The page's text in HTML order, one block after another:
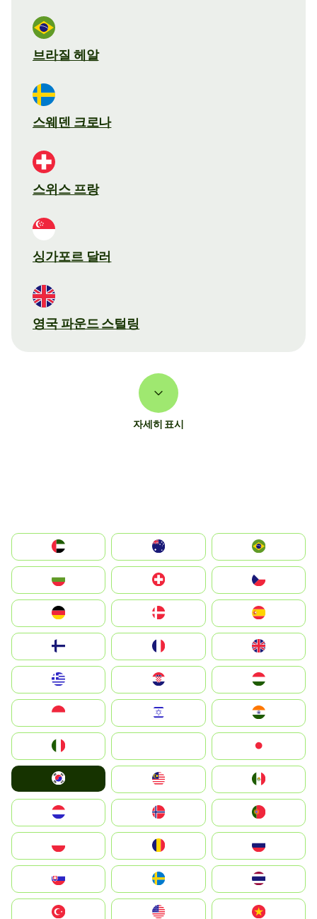
브라질 헤알
스웨덴 크로나
스위스 프랑
싱가포르 달러
영국 파운드 스털링
자세히 표시
الإمارات العربية المتحدة
Switzerland
Deutschland
United Kingdom
Magyarország
South Korea
United States